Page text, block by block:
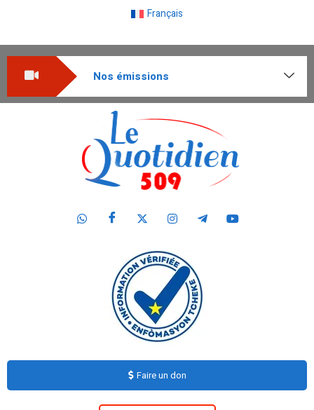
Français
Nos émissions
Faire un don